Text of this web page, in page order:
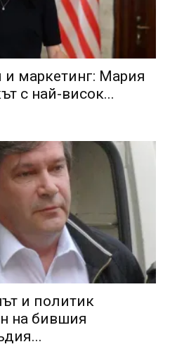
и маркетинг: Мария
с най-висок...
и политик
на бившия